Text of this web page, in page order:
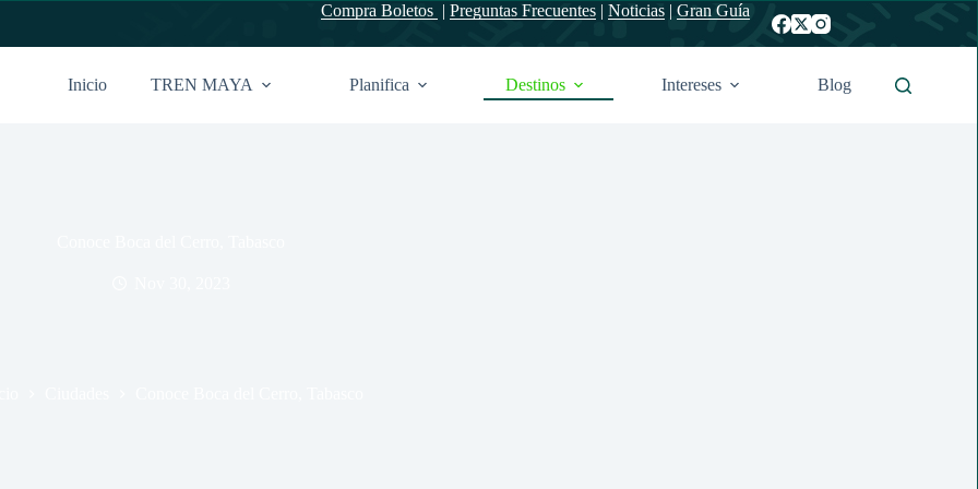
Compra Boletos | Preguntas Frecuentes| Noticias| Gran Guía
Inicio TREN MAYA Planifica Destinos Intereses Blog